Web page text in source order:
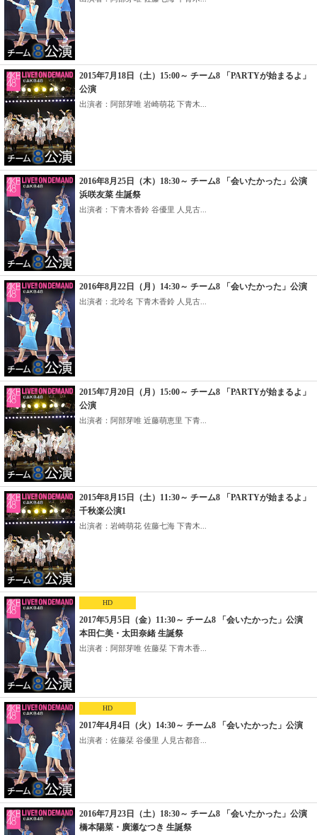
2015年7月18日（土）15:00～ チーム8 「PARTYが始まるよ」
公演
出演者：阿部芽唯 岩崎萌花 下青木...
2016年8月25日（木）18:30～ チーム8 「会いたかった」公演
浜咲友菜 生誕祭
出演者：下青木香鈴 谷優里 人見古...
2016年8月22日（月）14:30～ チーム8 「会いたかった」公演
出演者：北玲名 下青木香鈴 人見古...
2015年7月20日（月）15:00～ チーム8 「PARTYが始まるよ」
公演
出演者：阿部芽唯 近藤萌恵里 下青...
2015年8月15日（土）11:30～ チーム8 「PARTYが始まるよ」
千秋楽公演1
出演者：岩崎萌花 佐藤七海 下青木...
HD
2017年5月5日（金）11:30～ チーム8 「会いたかった」公演
本田仁美・太田奈緒 生誕祭
出演者：阿部芽唯 佐藤栞 下青木香...
HD
2017年4月4日（火）14:30～ チーム8 「会いたかった」公演
出演者：佐藤栞 谷優里 人見古都音...
2016年7月23日（土）18:30～ チーム8 「会いたかった」公演
橋本陽菜・廣瀬なつき 生誕祭